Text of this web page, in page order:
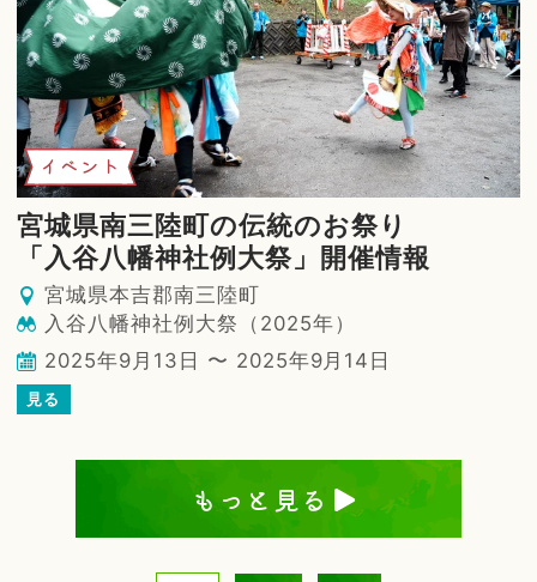
イベント
宮城県南三陸町の伝統のお祭り
「入谷八幡神社例大祭」開催情報
宮城県本吉郡南三陸町
入谷八幡神社例大祭（2025年）
2025年9月13日 〜 2025年9月14日
見る
もっと見る